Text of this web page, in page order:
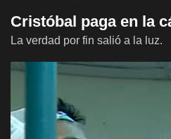
Cristóbal paga en la
La verdad por fin salió a la luz.